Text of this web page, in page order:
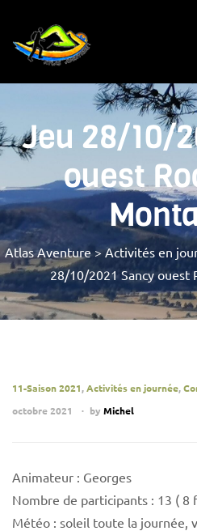
Jeu 28/10/
ouest
Atlas Aventure>Activités en
28/10/2021 Sancy ouest
11-Saison 2021,Activités en journée,
octobre 2021
by Michel
Animateur : Georges
Nombre de participants : 13 ( 8
Météo : soleil toute la journée,